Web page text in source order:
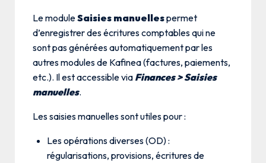
Le moduleSaisies manuellespermet
d’enregistrer des écritures comptables qui ne
sont pas générées automatiquement par les
autres modules de Kafinea (factures, paiements,
etc.). Il est accessible via Finances > Saisies
manuelles.
Les saisies manuelles sont utiles pour :
Les opérations diverses (OD) :
régularisations, provisions, écritures de